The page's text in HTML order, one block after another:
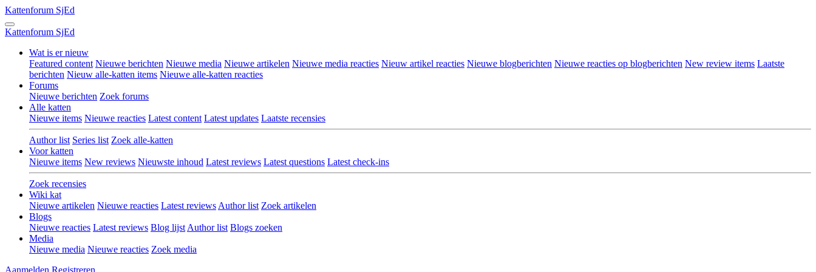
Kattenforum SjEd
Kattenforum SjEd
Wat is er nieuw
Featured content Nieuwe berichten Nieuwe media Nieuwe artikelen Nieuwe media reacties Nieuw artikel reacties Nieuwe blogberichten Nieuwe reacties op blogberichten New review items Laatste
berichten Nieuw alle-katten items Nieuwe alle-katten reacties
Forums
Nieuwe berichten Zoek forums
Alle katten
Nieuwe items Nieuwe reacties Latest content Latest updates Laatste recensies
Author list Series list Zoek alle-katten
Voor katten
Nieuwe items New reviews Nieuwste inhoud Latest reviews Latest questions Latest check-ins
Zoek recensies
Wiki kat
Nieuwe artikelen Nieuwe reacties Latest reviews Author list Zoek artikelen
Blogs
Nieuwe reacties Latest reviews Blog lijst Author list Blogs zoeken
Media
Nieuwe media Nieuwe reacties Zoek media
Aanmelden Registreren